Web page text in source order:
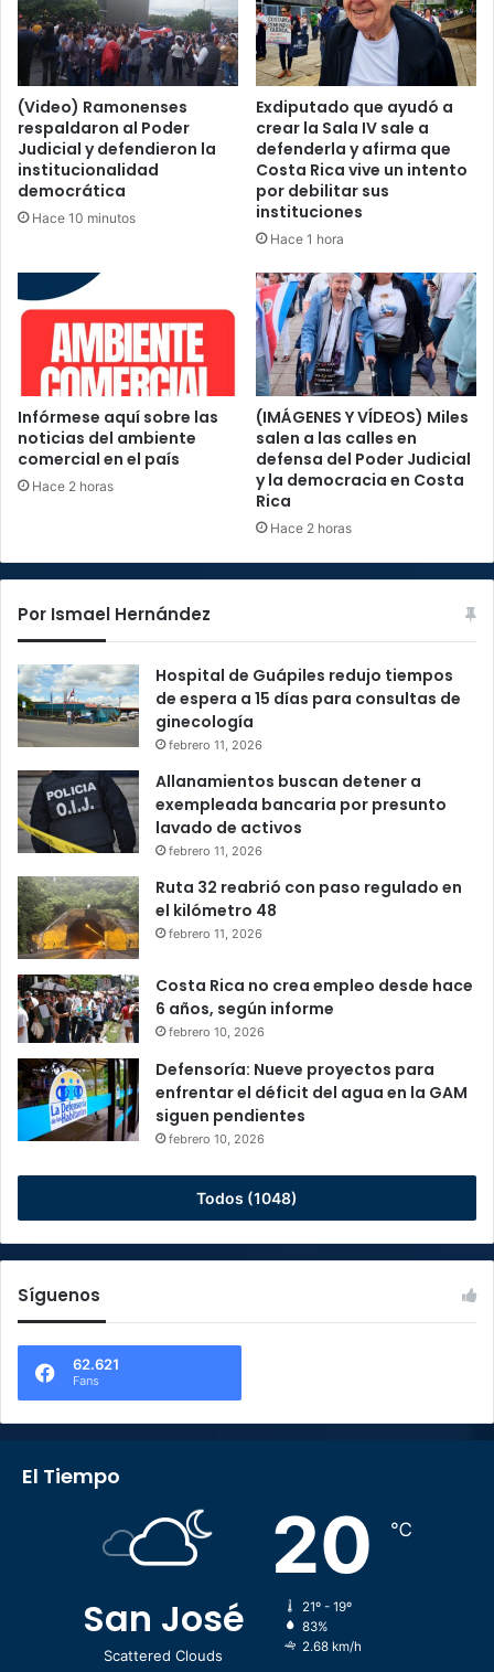
(Video) Ramonenses
respaldaron al Poder
Judicial y defendieron la
institucionalidad
democrática
Hace 10 minutos
Exdiputado que ayudó a
crear la Sala IV sale a
defenderla y afirma que
Costa Rica vive un intento
por debilitar sus
instituciones
Hace 1 hora
Infórmese aquí sobre las
noticias del ambiente
comercial en el país
Hace 2 horas
(IMÁGENES Y VÍDEOS) Miles
salen a las calles en
defensa del Poder Judicial
y la democracia en Costa
Rica
Hace 2 horas
Por Ismael Hernández
Hospital de Guápiles redujo tiempos
de espera a 15 días para consultas de
ginecología
febrero 11, 2026
Allanamientos buscan detener a
exempleada bancaria por presunto
lavado de activos
febrero 11, 2026
Ruta 32 reabrió con paso regulado en
el kilómetro 48
febrero 11, 2026
Costa Rica no crea empleo desde hace
6 años, según informe
febrero 10, 2026
Defensoría: Nueve proyectos para
enfrentar el déficit del agua en la GAM
siguen pendientes
febrero 10, 2026
Todos (1048)
Síguenos
62.621
Fans
El Tiempo
San José
Scattered Clouds
20 ℃
21º - 19º
83%
2.68 km/h